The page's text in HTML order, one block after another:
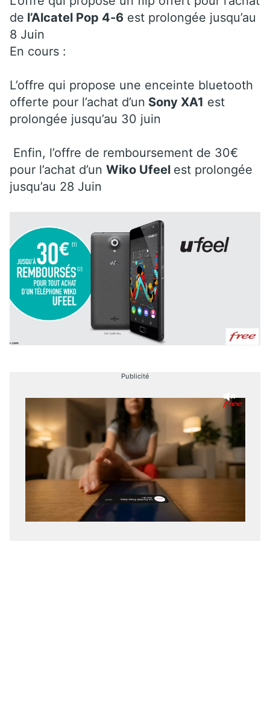
de l’Alcatel Pop 4-6 est prolongée jusqu’au
8 Juin
En cours :
L’offre qui propose une enceinte bluetooth
offerte pour l’achat d’un Sony XA1 est
prolongée jusqu’au 30 juin
Enfin, l’offre de remboursement de 30€
pour l’achat d’un Wiko Ufeel est prolongée
jusqu’au 28 Juin
Publicité